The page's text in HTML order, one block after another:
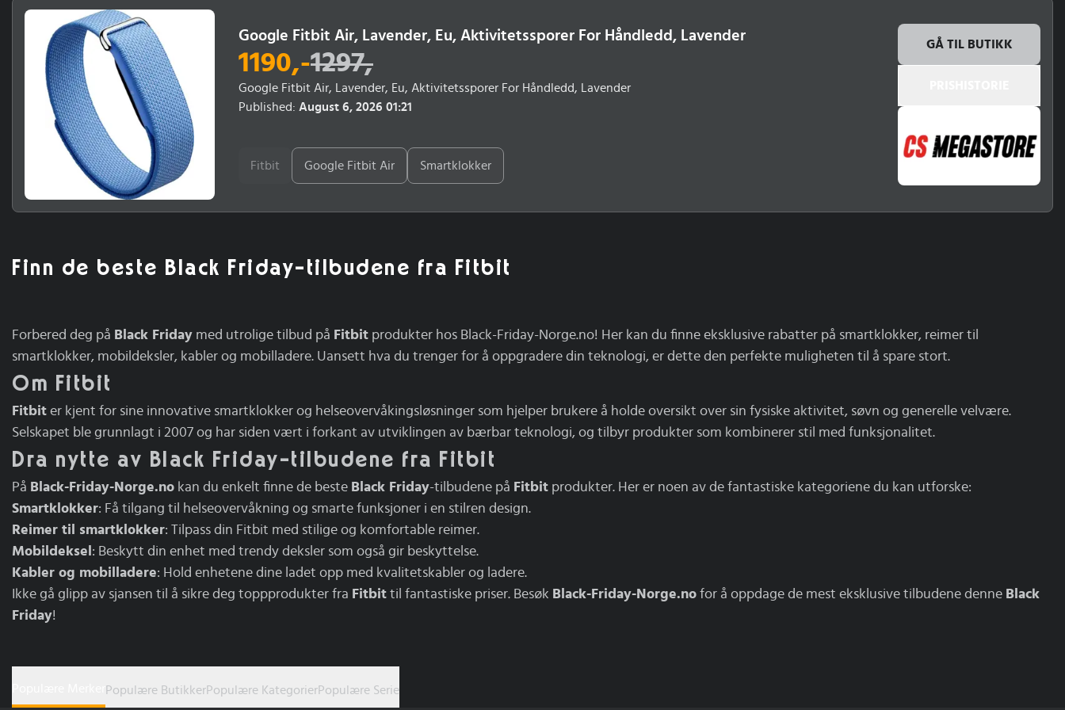
Google Fitbit Air, Lavender, Eu, Aktivitetssporer For Håndledd, Lavender
1190,-1297,
Google Fitbit Air, Lavender, Eu, Aktivitetssporer For Håndledd, Lavender
Published: August 6, 2026 01:21
Fitbit Google Fitbit Air Smartklokker
GÅ TIL BUTIKK
Finn de beste Black Friday-tilbudene fra Fitbit
Forbered deg på Black Friday med utrolige tilbud på Fitbit produkter hos Black-Friday-Norge.no! Her kan du finne eksklusive rabatter på smartklokker, reimer til
smartklokker, mobildeksler, kabler og mobilladere. Uansett hva du trenger for å oppgradere din teknologi, er dette den perfekte muligheten til å spare stort.
Om Fitbit
Fitbit er kjent for sine innovative smartklokker og helseovervåkingsløsninger som hjelper brukere å holde oversikt over sin fysiske aktivitet, søvn og generelle velvære.
Selskapet ble grunnlagt i 2007 og har siden vært i forkant av utviklingen av bærbar teknologi, og tilbyr produkter som kombinerer stil med funksjonalitet.
Dra nytte av Black Friday-tilbudene fra Fitbit
På Black-Friday-Norge.no kan du enkelt finne de beste Black Friday-tilbudene på Fitbit produkter. Her er noen av de fantastiske kategoriene du kan utforske:
Smartklokker: Få tilgang til helseovervåkning og smarte funksjoner i en stilren design.
Reimer til smartklokker: Tilpass din Fitbit med stilige og komfortable reimer.
Mobildeksel : Beskytt din enhet med trendy deksler som også gir beskyttelse.
Kabler og mobilladere: Hold enhetene dine ladet opp med kvalitetskabler og ladere.
Ikke gå glipp av sjansen til å sikre deg toppprodukter fra Fitbit til fantastiske priser. Besøk Black-Friday-Norge.no for å oppdage de mest eksklusive tilbudene denne Black
Friday!
Populære ButikkerPopulære KategorierPopulære Serie